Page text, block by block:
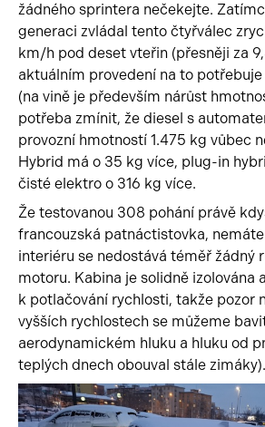
žádného sprintera nečekejte.
generaci zvládal tento čtyřválec
km/h pod deset vteřin (přesněji za
aktuálním provedení na to
(na vině je především nárůst
potřeba zmínit, že diesel s
provozní hmotností 1.475 kg vůbec
Hybrid má o 35 kg více, plug-in
čisté elektro o 316 kg více.
Že testovanou 308 pohání právě
francouzská patnáctistovka,
interiéru se nedostává téměř žádný
motoru. Kabina je solidně izolována
k potlačování rychlosti, takže pozor
vyšších rychlostech se můžeme
aerodynamickém hluku a hluku od
teplých dnech obouval stále zimáky).